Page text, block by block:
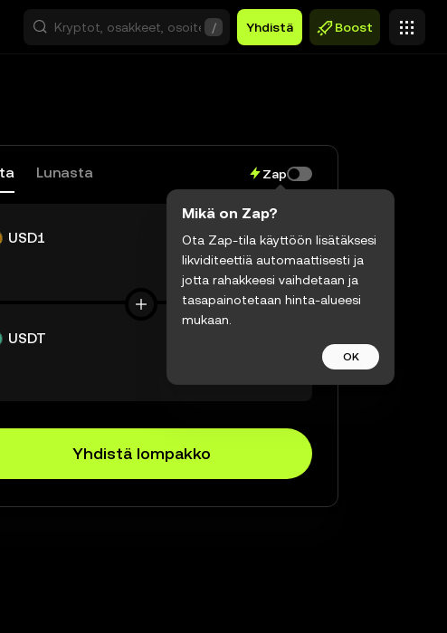
/ Yhdistä Boost
Lunasta Zap
USD1
$0,00
USDT
Yhdistä lompakko
Mikä on Zap?
Ota Zap-tila käyttöön lisätäksesi
likviditeettiä automaattisesti ja
jotta rahakkeesi vaihdetaan ja
tasapainotetaan hinta-alueesi
mukaan.
OK